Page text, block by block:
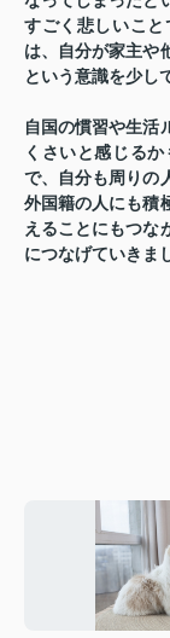
すごく悲しいこ
は、自分が家主や
という意識を少し
自国の慣習や生活
くさいと感じる
で、自分も周りの
外国籍の人にも積
えることにもつな
につなげていきま